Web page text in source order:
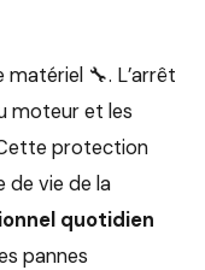
🔧. L’arrêt
moteur et les
protection
de vie de la
quotidien
pannes